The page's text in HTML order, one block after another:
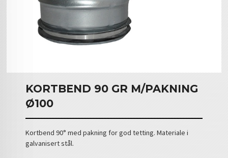
KORTBEND 90 GR M/PAKNING
Ø100
Kortbend 90° med pakning for god tetting. Materiale i
galvanisert stål.